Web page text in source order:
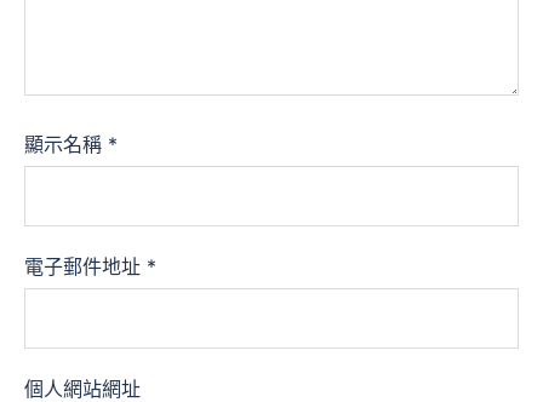
顯示名稱 *
電子郵件地址 *
個人網站網址